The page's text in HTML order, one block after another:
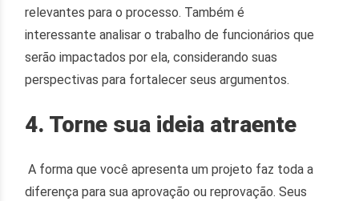
relevantes para o processo. Também é
interessante analisar o trabalho de funcionários que
serão impactados por ela, considerando suas
perspectivas para fortalecer seus argumentos.
4. Torne sua ideia atraente
A forma que você apresenta um projeto faz toda a
diferença para sua aprovação ou reprovação. Seus